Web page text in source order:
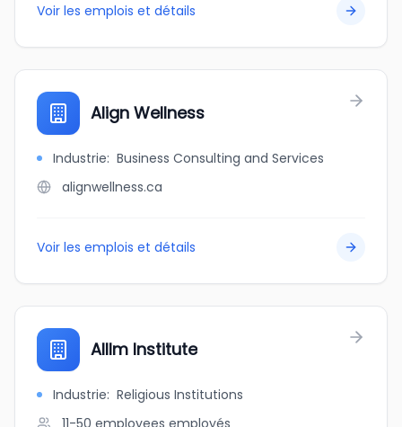
Voir les emplois et détails
Align Wellness
Industrie: Business Consulting and Services
alignwellness.ca
Voir les emplois et détails
AlIlm Institute
Industrie: Religious Institutions
11-50 employees employés